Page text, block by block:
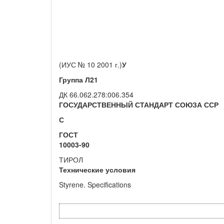
(ИУС № 10 2001 г.)У
Группа Л21
ДК 66.062.278:006.354
ГОСУДАРСТВЕННЫЙ СТАНДАРТ СОЮЗА ССР
С
ГОСТ
10003-90
ТИРОЛ
Технические условия
Styrene. Specifications